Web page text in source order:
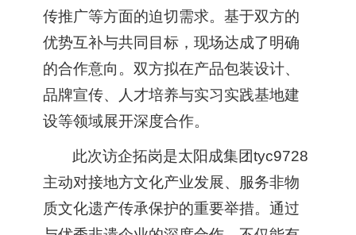
传推广等方面的迫切需求。基于双方的
优势互补与共同目标，现场达成了明确
的合作意向。双方拟在产品包装设计、
品牌宣传、人才培养与实习实践基地建
设等领域展开深度合作。
此次访企拓岗是太阳成集团tyc9728
主动对接地方文化产业发展、服务非物
质文化遗产传承保护的重要举措。通过